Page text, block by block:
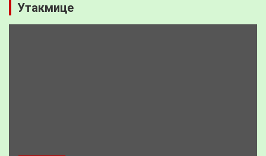
Утакмице